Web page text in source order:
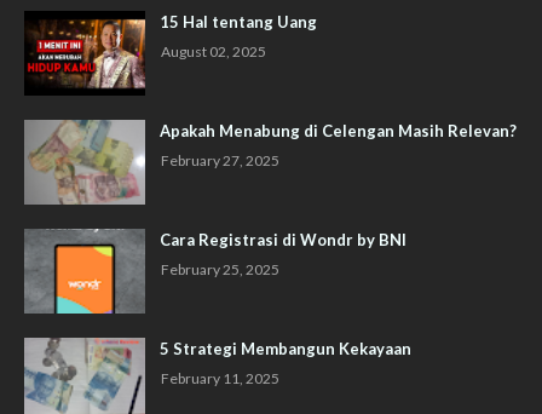
15 Hal tentang Uang
August 02, 2025
Apakah Menabung di Celengan Masih Relevan?
February 27, 2025
Cara Registrasi di Wondr by BNI
February 25, 2025
5 Strategi Membangun Kekayaan
February 11, 2025